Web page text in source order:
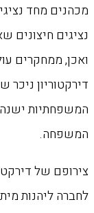
מכהנים מחד
נציגים חיצונים
ואכן, ממחקרים
דירקטוריון ניכר
המשפחתיות
המשפחה.
צירופם של
לחברה ליהנות